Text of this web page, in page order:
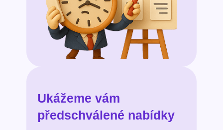
Ukážeme vám
předschválené nabídky